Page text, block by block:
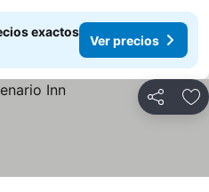
exactos
Ver precios
Compartir